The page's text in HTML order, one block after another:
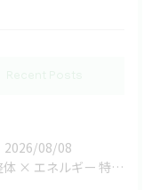
2026/08/08
整体 × エネルギー 特別コラボ施術